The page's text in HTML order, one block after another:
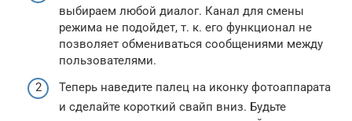
выбираем любой диалог. Канал для смены
режима не подойдет, т. к. его функционал не
позволяет обмениваться сообщениями между
пользователями.
Теперь наведите палец на иконку фотоаппарата
и сделайте короткий свайп вниз. Будьте